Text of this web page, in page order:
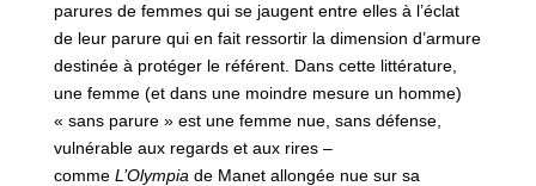
parures de femmes qui se jaugent entre elles à l’éclat
de leur parure qui en fait ressortir la dimension d’armure
destinée à protéger le référent. Dans cette littérature,
une femme (et dans une moindre mesure un homme)
« sans parure » est une femme nue, sans défense,
vulnérable aux regards et aux rires –
comme L’Olympia de Manet allongée nue sur sa